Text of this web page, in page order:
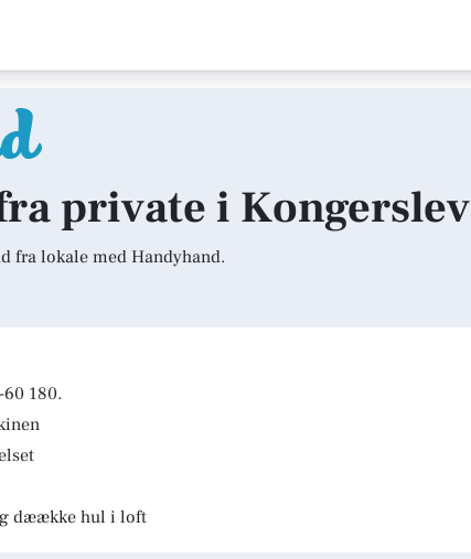
private i Kongerslev
fra lokale med Handyhand.
180.
dæække hul i loft